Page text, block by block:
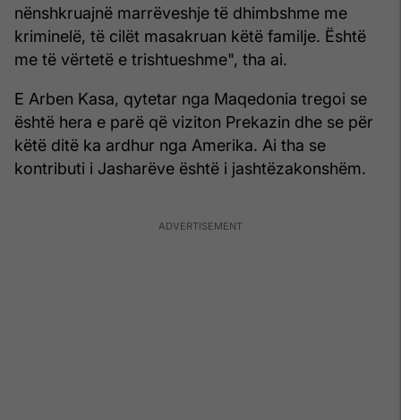
nënshkruajnë marrëveshje të dhimbshme me
kriminelë, të cilët masakruan këtë familje. Është
me të vërtetë e trishtueshme", tha ai.
E Arben Kasa, qytetar nga Maqedonia tregoi se
është hera e parë që viziton Prekazin dhe se për
këtë ditë ka ardhur nga Amerika. Ai tha se
kontributi i Jasharëve është i jashtëzakonshëm.